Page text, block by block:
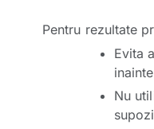
Pentru rezultate
Evita
Nu